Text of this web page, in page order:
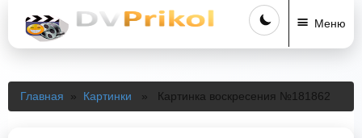
Меню
Главная » Картинки » Картинка воскресения №181862